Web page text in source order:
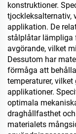
konstruktioner.
tjockleksalternativ,
applikation. De
stålplåtar lämpliga
avgörande, vilket
Dessutom har
förmåga att
temperaturer,
applikationer.
optimala
draghållfasthet
materialets